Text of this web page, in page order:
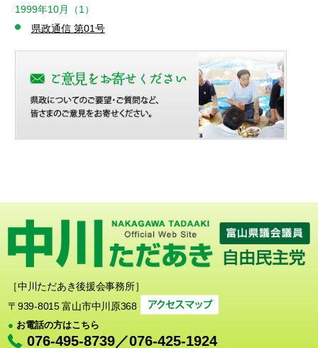
1999年10月（1）
県政通信 第01号
［中川ただあき後援会事務所］
〒939-8015 富山市中川原368
● お電話の方はこちら
076-495-8739／076-425-1924